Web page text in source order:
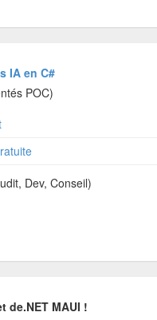
IA en C#
POC)
Dev, Conseil)
de.NET MAUI !